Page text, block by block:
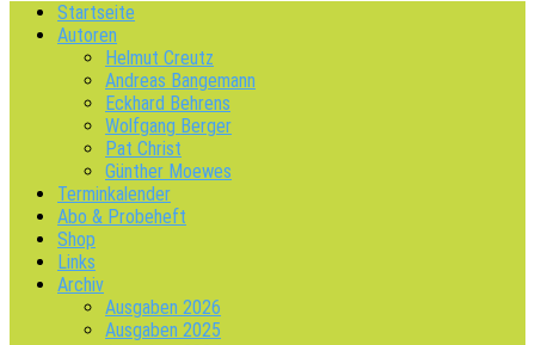
Startseite
Autoren
Helmut Creutz
Andreas Bangemann
Eckhard Behrens
Wolfgang Berger
Pat Christ
Günther Moewes
Terminkalender
Abo & Probeheft
Shop
Links
Archiv
Ausgaben 2026
Ausgaben 2025